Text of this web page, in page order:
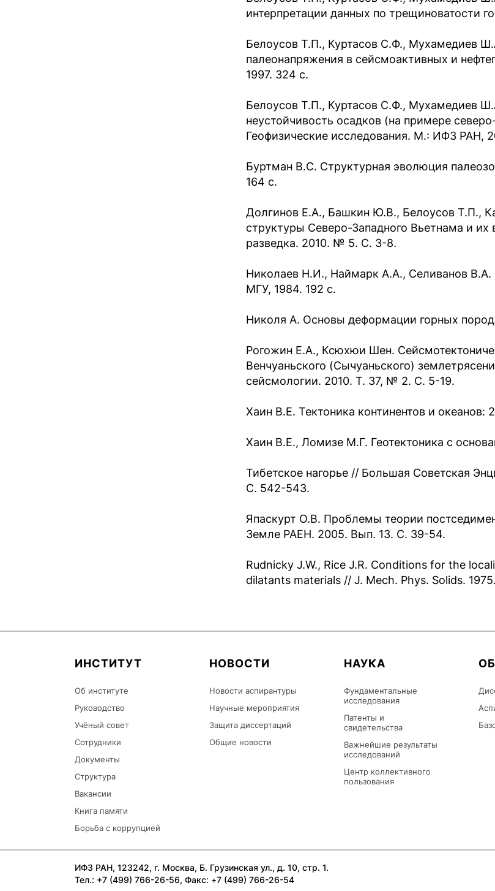
интерпретации данных по трещиноватости
Белоусов Т.П., Куртасов С.Ф., Мухамедиев
палеонапряжения в сейсмоактивных и
1997. 324 с.
Белоусов Т.П., Куртасов С.Ф., Мухамедиев
неустойчивость осадков (на примере
Геофизические исследования. М.: ИФЗ РАН,
Буртман В.С. Структурная эволюция
164 с.
Долгинов Е.А., Башкин Ю.В., Белоусов Т.П.,
структуры Северо-Западного Вьетнама и их
разведка. 2010. № 5. С. 3-8.
Николаев Н.И., Наймарк А.А., Селиванов
МГУ, 1984. 192 с.
Николя А. Основы деформации горных
Рогожин Е.А., Ксюхюи Шен.
Венчуаньского (Сычуаньского)
сейсмологии. 2010. Т. 37, № 2. С. 5-19.
Хаин В.Е. Тектоника континентов и океанов:
Хаин В.Е., Ломизе М.Г. Геотектоника с
Тибетское нагорье // Большая Советская
С. 542-543.
Япаскурт О.В. Проблемы теории
Земле РАЕН. 2005. Вып. 13. С. 39-54.
Rudnicky J.W., Rice J.R. Conditions for the
dilatants materials // J. Mech. Phys. Solids.
ИНСТИТУТ
Об институте
Руководство
Учёный совет
Сотрудники
Документы
Структура
Вакансии
Книга памяти
Борьба с коррупцией
НОВОСТИ
Новости аспирантуры
Научные мероприятия
Защита диссертаций
Общие новости
НАУКА
Фундаментальные
исследования
Патенты и
свидетельства
Важнейшие результаты
исследований
Центр коллективного
пользования
ИФЗ РАН, 123242, г. Москва, Б. Грузинская ул., д. 10, стр. 1.
Тел.: +7 (499) 766-26-56, Факс: +7 (499) 766-26-54